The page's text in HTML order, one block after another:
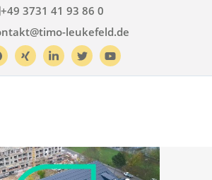
+49 3731 41 93 86 0
leukefeld.de